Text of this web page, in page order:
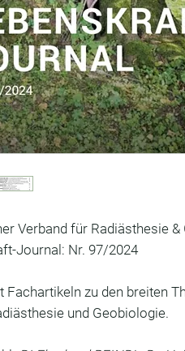
Verband für Radiästhesie
Journal: Nr. 97/2024
Fachartikeln zu den breiten
und Geobiologie.